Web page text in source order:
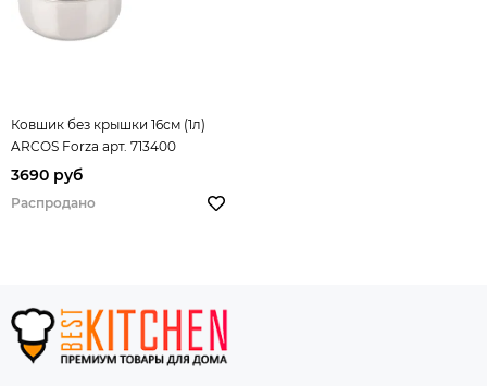
Ковшик без крышки 16см (1л)
ARCOS Forza арт. 713400
3690 руб
Распродано